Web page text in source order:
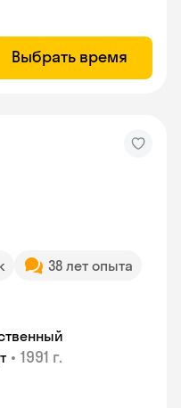
Выбрать время
38 лет опыта
• 1991 г.